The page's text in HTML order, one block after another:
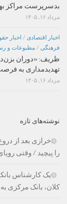
بدسرپرست مراکز
مرداد ۱۶, ۱۴۰۵
اخبار اقتصادی / اخبار
فرهنگی / مطبوعات و
ظریف: «دوران
تهدیدمداری به
مرداد ۱۶, ۱۴۰۵
نوشته‌های تازه
خرازی بعد از
را پیچید / وقتی
یک کارشناس
کلان، بانک مرکزی